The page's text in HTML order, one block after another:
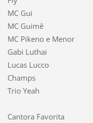
MC Gui
MC Guimê
MC Pikeno e Menor
Gabi Luthai
Lucas Lucco
Champs
Trio Yeah
Cantora Favorita